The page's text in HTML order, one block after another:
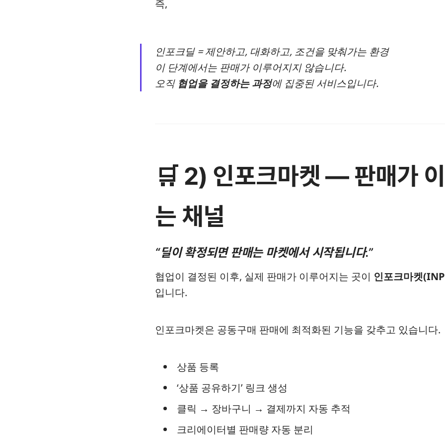
즉,
인포크딜 = 제안하고, 대화하고, 조건을 맞춰가는 환경
이 단계에서는 판매가 이루어지지 않습니다.
오직 협업을 결정하는 과정에 집중된 서비스입니다.
🛒 2) 인포크마켓 — 판매가
는 채널
“딜이 확정되면 판매는 마켓에서 시작됩니다.”
협업이 결정된 이후, 실제 판매가 이루어지는 곳이 인포크마켓
입니다.
인포크마켓은 공동구매 판매에 최적화된 기능을 갖추고 있습니다.
상품 등록
‘상품 공유하기’ 링크 생성
클릭 → 장바구니 → 결제까지 자동 추적
크리에이터별 판매량 자동 분리